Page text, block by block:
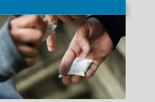
La fiscalía requirió al
Garantías en turno el
de la orden de allanamiento
y se detuvo a padre e